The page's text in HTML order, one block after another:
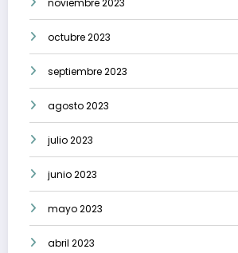
noviembre 2023
octubre 2023
septiembre 2023
agosto 2023
julio 2023
junio 2023
mayo 2023
abril 2023